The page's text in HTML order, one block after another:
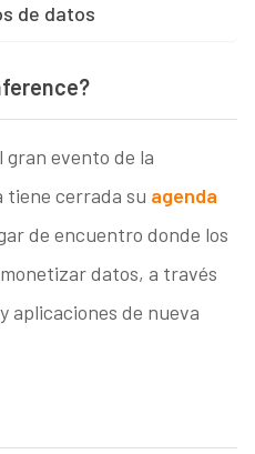
de datos
gran evento de la
tiene cerrada su agenda
de encuentro donde los
datos, a través
aplicaciones de nueva